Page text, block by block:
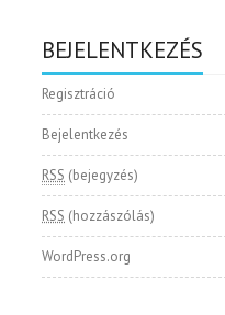
BEJELENTKEZÉS
Regisztráció
Bejelentkezés
RSS (bejegyzés)
RSS (hozzászólás)
WordPress.org